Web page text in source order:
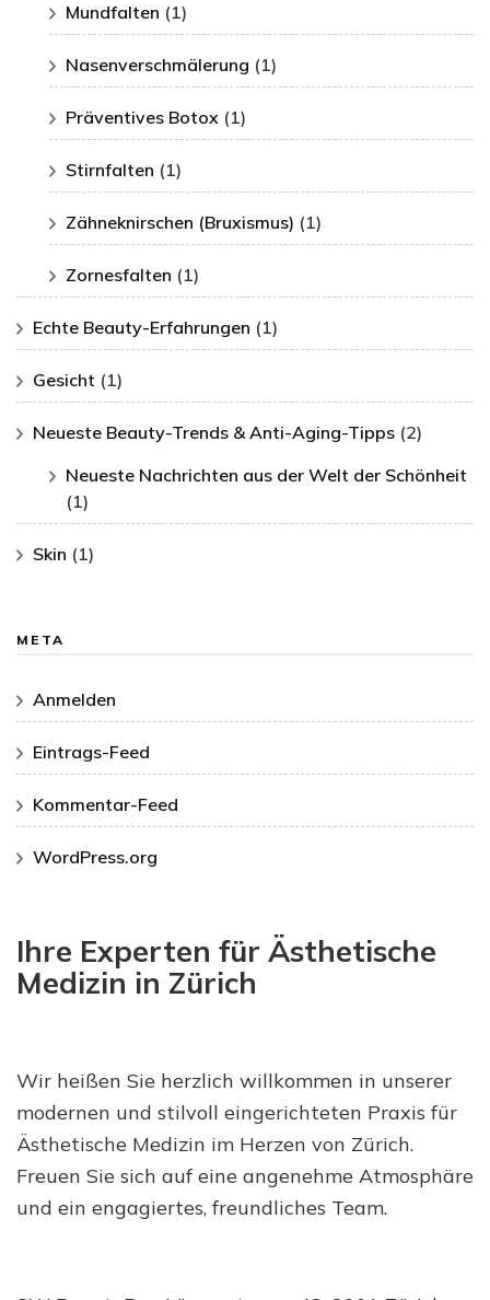
Mundfalten (1)
Nasenverschmälerung (1)
Präventives Botox (1)
Stirnfalten (1)
Zähneknirschen (Bruxismus) (1)
Zornesfalten (1)
Echte Beauty-Erfahrungen (1)
Gesicht (1)
Neueste Beauty-Trends & Anti-Aging-Tipps (2)
Neueste Nachrichten aus der Welt der Schönheit
(1)
Skin (1)
META
Anmelden
Eintrags-Feed
Kommentar-Feed
WordPress.org
Ihre Experten für Ästhetische
Medizin in Zürich
Wir heißen Sie herzlich willkommen in unserer
modernen und stilvoll eingerichteten Praxis für
Ästhetische Medizin im Herzen von Zürich.
Freuen Sie sich auf eine angenehme Atmosphäre
und ein engagiertes, freundliches Team.